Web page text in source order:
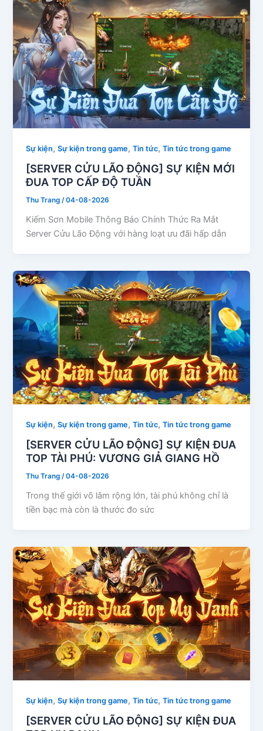
Sự kiện,Sự kiện trong game,Tin tức,Tin tức trong game
[SERVER CỬU LÃO ĐỘNG] SỰ KIỆN MỚI
ĐUA TOP CẤP ĐỘ TUẦN
Thu Trang/04-08-2026
Kiếm Sơn Mobile Thông Báo Chính Thức Ra Mắt
Server Cửu Lão Động với hàng loạt ưu đãi hấp dẫn
Sự kiện,Sự kiện trong game,Tin tức,Tin tức trong game
[SERVER CỬU LÃO ĐỘNG] SỰ KIỆN ĐUA
TOP TÀI PHÚ: VƯƠNG GIẢ GIANG HỒ
Thu Trang/04-08-2026
Trong thế giới võ lâm rộng lớn, tài phú không chỉ là
tiền bạc mà còn là thước đo sức
Sự kiện,Sự kiện trong game,Tin tức,Tin tức trong game
[SERVER CỬU LÃO ĐỘNG] SỰ KIỆN ĐUA